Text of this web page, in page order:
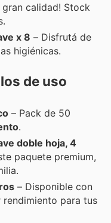
calidad! Stock
x 8 – Disfrutá de
higiénicas.
de uso
– Pack de 50
.
doble hoja, 4
paquete premium,
– Disponible con
rendimiento para tus